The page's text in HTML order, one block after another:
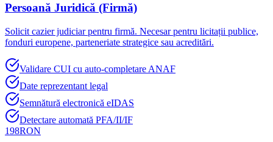
Persoană Juridică (Firmă)
Solicit cazier judiciar pentru firmă. Necesar pentru licitații publice,
fonduri europene, parteneriate strategice sau acreditări.
Validare CUI cu auto-completare ANAF
Date reprezentant legal
Semnătură electronică eIDAS
Detectare automată PFA/II/IF
198RON